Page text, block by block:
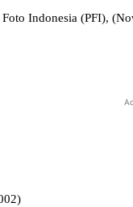
Indonesia (PFI),